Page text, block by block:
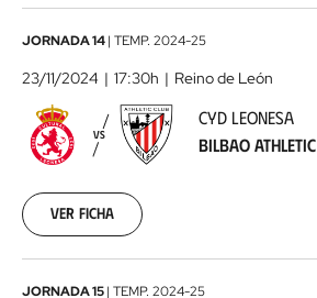
CyD
Leonesa
Bilbao
Athletic 2024-
23
JORNADA 14| TEMP. 2024-25
23/11/2024 17:30h Reino de León
VS
CYD LEONESA
BILBAO ATHLETIC
Ver ficha
JORNADA 15| TEMP. 2024-25